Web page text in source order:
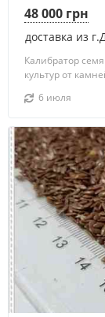
доставка из
48 000 грн
Калибратор
культур от
6 июля